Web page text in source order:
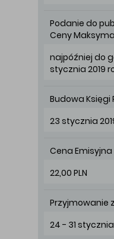
Podanie do
Ceny
najpóźniej do
stycznia 2019
Budowa Księgi
23 stycznia
Cena Emisyjna
22,00 PLN
Przyjmowanie
24 - 31